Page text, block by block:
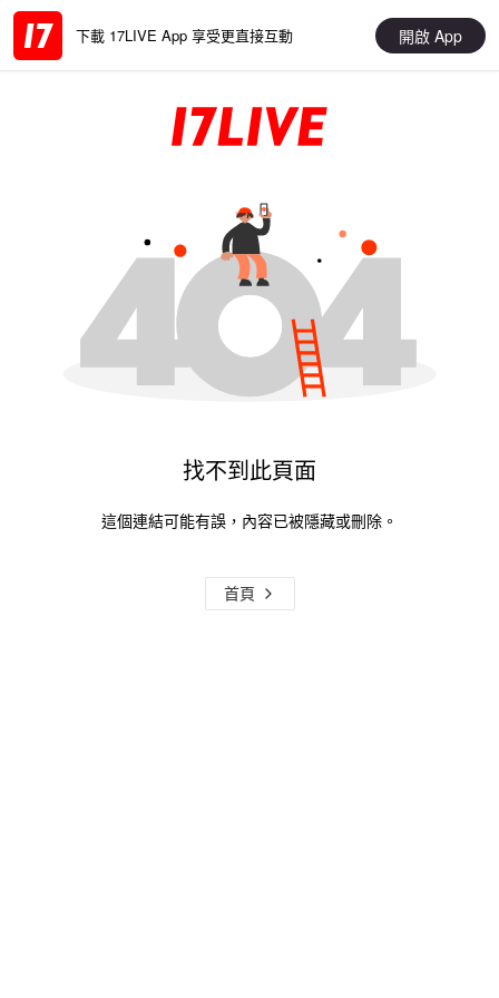
下載 17LIVE App 享受更直接互動 開啟 App
找不到此頁面
這個連結可能有誤，內容已被隱藏或刪除。
首頁